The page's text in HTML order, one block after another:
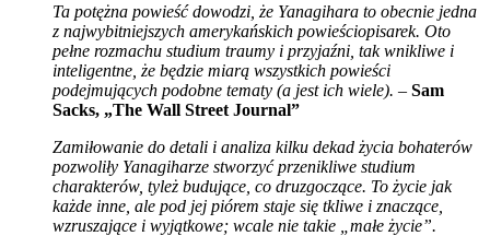
Ta potężna powieść dowodzi, że Yanagihara to obecnie jedna
z najwybitniejszych amerykańskich powieściopisarek. Oto
pełne rozmachu studium traumy i przyjaźni, tak wnikliwe i
inteligentne, że będzie miarą wszystkich powieści
podejmujących podobne tematy (a jest ich wiele). – Sam
Sacks, „The Wall Street Journal”
Zamiłowanie do detali i analiza kilku dekad życia bohaterów
pozwoliły Yanagiharze stworzyć przenikliwe studium
charakterów, tyleż budujące, co druzgoczące. To życie jak
każde inne, ale pod jej piórem staje się tkliwe i znaczące,
wzruszające i wyjątkowe; wcale nie takie „małe życie”.